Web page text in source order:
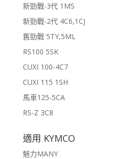
新勁戰-3代 1MS
新勁戰-2代 4C6,1CJ
舊勁戰 5TY,5ML
RS100 5SK
CUXI 100-4C7
CUXI 115 1SH
馬車125-5CA
RS-Z 3C8
適用 KYMCO
魅力MANY